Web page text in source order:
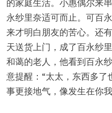
的家庭生活。小惠偶尔来
永纱里奈适可而止。可百
来才明白朋友的苦心。还
天送货上门，成了百永纱
和蔼的老人，他看到百永
意提醒：“太太，东西多了
事更接地气，像发生在你我